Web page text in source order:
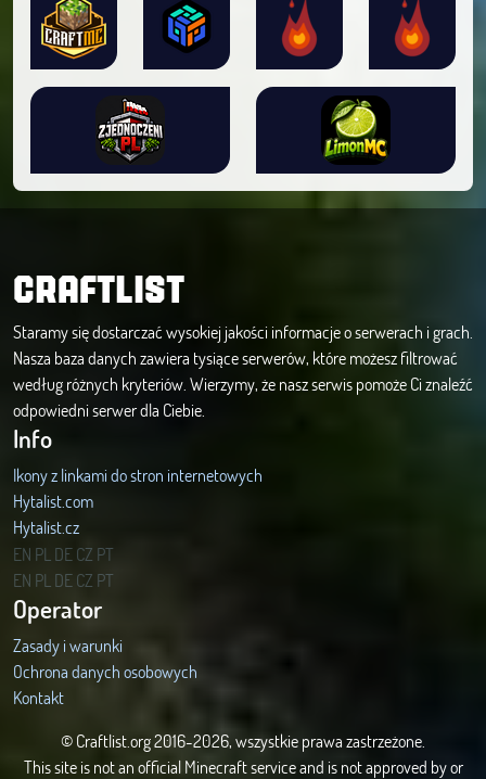
CRAFTLIST
Staramy się dostarczać wysokiej jakości informacje o serwerach i grach.
Nasza baza danych zawiera tysiące serwerów, które możesz filtrować
według różnych kryteriów. Wierzymy, że nasz serwis pomoże Ci znaleźć
odpowiedni serwer dla Ciebie.
Info
Ikony z linkami do stron internetowych
Hytalist.com
Hytalist.cz
Hytamods.org
EN PL DECZ PT
EN PL DECZ PT
Operator
Zasady i warunki
Ochrona danych osobowych
Kontakt
© Craftlist.org 2016-2026, wszystkie prawa zastrzeżone.
This site is not an official Minecraft service and is not approved by or